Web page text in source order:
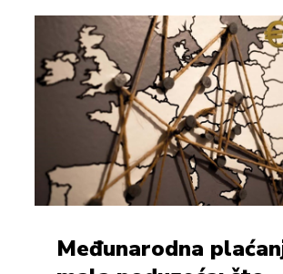
Međunarodna